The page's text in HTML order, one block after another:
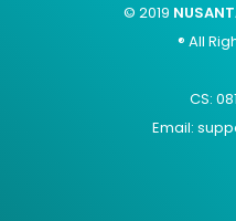
© 2019
® All
CS:
Email: